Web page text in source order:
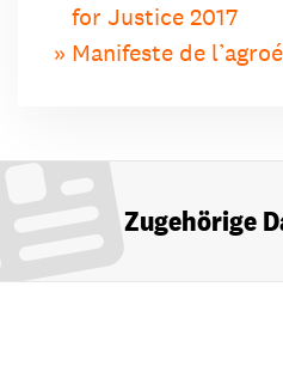
for Justice 2017
Manifeste de
Zugehörige